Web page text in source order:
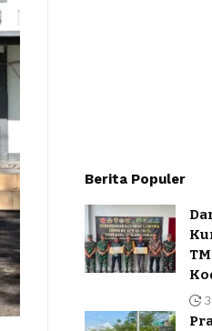
Berita Populer